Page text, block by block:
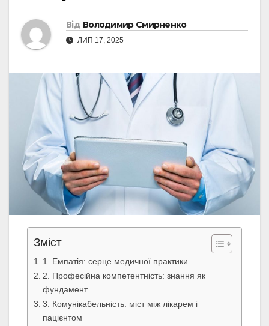
Від Володимир Смирненко
ЛИП 17, 2025
Зміст
1. Емпатія: серце медичної практики
2. Професійна компетентність: знання як
фундамент
3. Комунікабельність: міст між лікарем і
пацієнтом